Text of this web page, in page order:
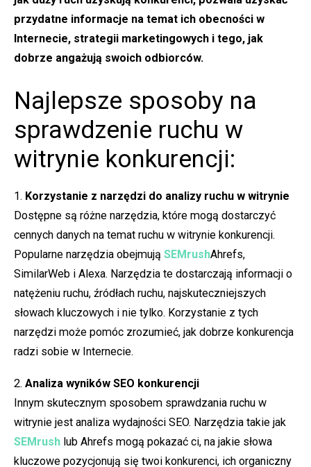
przydatne informacje na temat ich obecności w
Internecie, strategii marketingowych i tego, jak
dobrze angażują swoich odbiorców.
Najlepsze sposoby na
sprawdzenie ruchu w
witrynie konkurencji:
1. Korzystanie z narzędzi do analizy ruchu w witrynie
Dostępne są różne narzędzia, które mogą dostarczyć
cennych danych na temat ruchu w witrynie konkurencji.
Popularne narzędzia obejmują SEMrushAhrefs,
SimilarWeb i Alexa. Narzędzia te dostarczają informacji o
natężeniu ruchu, źródłach ruchu, najskuteczniejszych
słowach kluczowych i nie tylko. Korzystanie z tych
narzędzi może pomóc zrozumieć, jak dobrze konkurencja
radzi sobie w Internecie.
2. Analiza wyników SEO konkurencji
Innym skutecznym sposobem sprawdzania ruchu w
witrynie jest analiza wydajności SEO. Narzędzia takie jak
SEMrush lub Ahrefs mogą pokazać ci, na jakie słowa
kluczowe pozycjonują się twoi konkurenci, ich organiczny